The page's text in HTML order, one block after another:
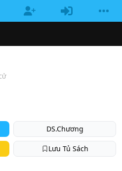
DS.Chương
Lưu Tủ Sách